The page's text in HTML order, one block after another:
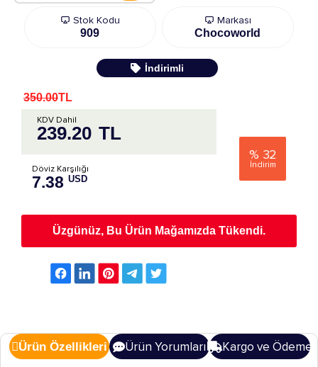
Stok Kodu
909
Markası
Chocoworld
İndirimli
% 32
İndirim
350.00TL
239.20 TL
KDV Dahil
Döviz Karşılığı
7.38 USD
Üzgünüz, Bu Ürün Mağamızda Tükendi.
Ürün Özellikleri Ürün Yorumları Kargo ve Ödeme